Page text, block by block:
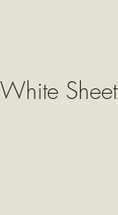
Sheet